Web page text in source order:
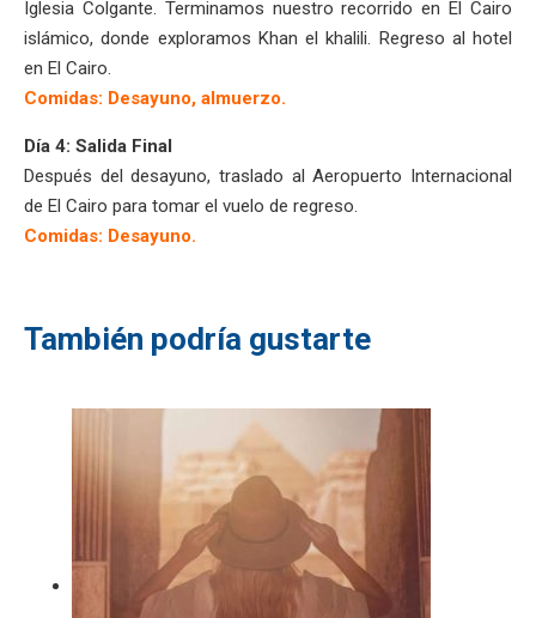
Iglesia Colgante. Terminamos nuestro recorrido en El Cairo
islámico, donde exploramos Khan el khalili. Regreso al hotel
en El Cairo.
Comidas: Desayuno, almuerzo.
Día 4: Salida Final
Después del desayuno, traslado al Aeropuerto Internacional
de El Cairo para tomar el vuelo de regreso.
Comidas: Desayuno.
También podría gustarte